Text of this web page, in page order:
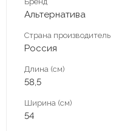
Альтернатива
Страна производитель
Россия
Длина (см)
58,5
Ширина (см)
54